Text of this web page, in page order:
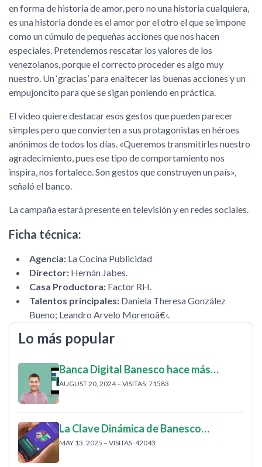
en forma de historia de amor, pero no una historia cualquiera,
es una historia donde es el amor por el otro el que se impone
como un cúmulo de pequeñas acciones que nos hacen
especiales. Pretendemos rescatar los valores de los
venezolanos, porque el correcto proceder es algo muy
nuestro. Un ‘gracias’ para enaltecer las buenas acciones y un
empujoncito para que se sigan poniendo en práctica.
El video quiere destacar esos gestos que pueden parecer
simples pero que convierten a sus protagonistas en héroes
anónimos de todos los días. «Queremos transmitirles nuestro
agradecimiento, pues ese tipo de comportamiento nos
inspira, nos fortalece. Son gestos que construyen un país»,
señaló el banco.
La campaña estará presente en televisión y en redes sociales.
Ficha técnica:
Agencia: La Cocina Publicidad
Director: Hernán Jabes.
Casa Productora: Factor RH.
Talentos principales: Daniela Theresa González
Bueno; Leandro Arvelo Morenoâ€‹.
Lo más popular
Banca Digital Banesco hace más…
AUGUST 20, 2024 – VISITAS: 71583
La Clave Dinámica de Banesco…
MAY 13, 2025 – VISITAS: 42043